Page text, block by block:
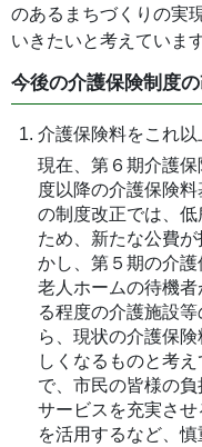
のあるまちづくりの実
いきたいと考えています
今後の介護保険制度
介護保険料をこれ
現在、第６期介護
度以降の介護保険
の制度改正では、
ため、新たな公費
かし、第５期の介
老人ホームの待機
る程度の介護施設
ら、現状の介護保
しくなるものと考
で、市民の皆様の
サービスを充実さ
を活用するなど、